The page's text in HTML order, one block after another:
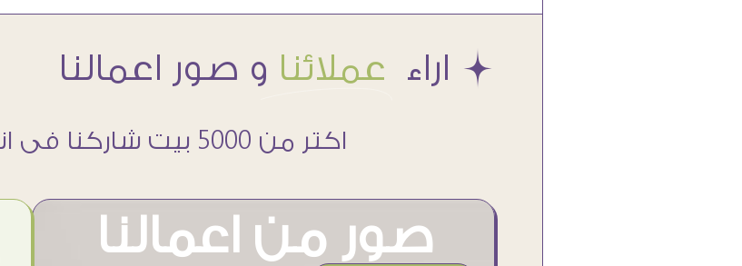
Æ اراء عملائنا و صور اعمالنا
اكتر من 5000 بيت شاركنا فى اننا نخلى حوائطهم اجمل
صور من اعمالنا